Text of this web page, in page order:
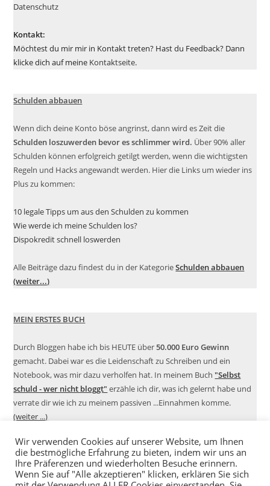
Datenschutz
Kontakt:
Möchtest du mir mir in Kontakt treten? Hast du Feedback? Dann
klicke dich auf meine Kontaktseite.
Schulden abbauen
Wenn dich deine Konto böse angrinst, dann wird es Zeit die
Schulden loszuwerden bevor es schlimmer wird. Über 90% aller
Schulden können erfolgreich getilgt werden, wenn die wichtigsten
Regeln und Hacks angewandt werden. Hier die Links um wieder ins
Plus zu kommen:
10 legale Tipps um aus den Schulden zu kommen
Wie werde ich meine Schulden los?
Dispokredit schnell loswerden
Alle Beiträge dazu findest du in der KategorieSchulden abbauen
(weiter...)
MEIN ERSTES BUCH
Durch Bloggen habe ich bis HEUTE über50.000 Euro Gewinn
gemacht. Dabei war es die Leidenschaft zu Schreiben und ein
Notebook, was mir dazu verholfen hat. In meinem Buch "Selbst
schuld - wer nicht bloggt" erzähle ich dir, was ich gelernt habe und
verrate dir wie ich zu meinem passiven ...Einnahmen komme.
(weiter ...)
Wir verwenden Cookies auf unserer Website, um Ihnen
die bestmögliche Erfahrung zu bieten, indem wir uns an
Ihre Präferenzen und wiederholten Besuche erinnern.
Wenn Sie auf "Alle akzeptieren" klicken, erklären Sie sich